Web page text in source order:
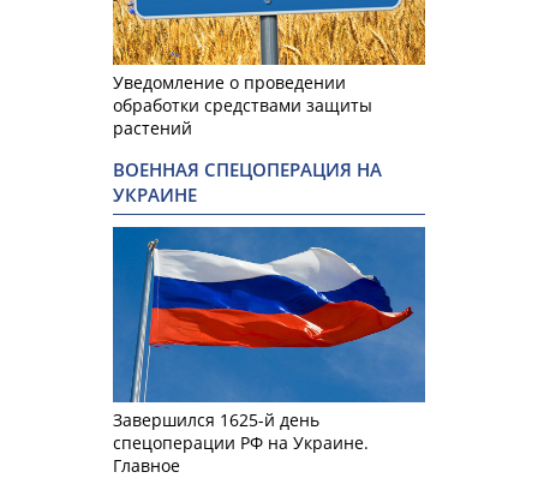
Уведомление о проведении
обработки средствами защиты
растений
ВОЕННАЯ СПЕЦОПЕРАЦИЯ НА
УКРАИНЕ
Завершился 1625-й день
спецоперации РФ на Украине.
Главное